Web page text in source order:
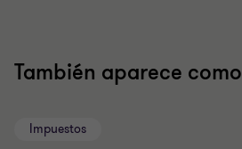
También aparece como
Impuestos